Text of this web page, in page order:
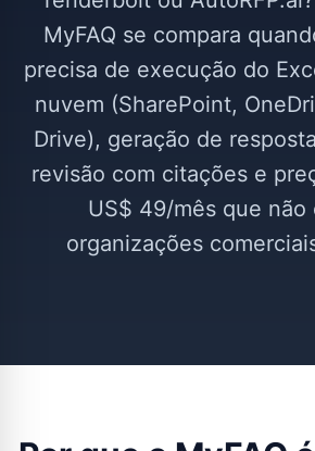
MyFAQ se compara
precisa de execução do
nuvem (SharePoint,
Drive), geração de
revisão com citações e
US$ 49/mês que não
organizações